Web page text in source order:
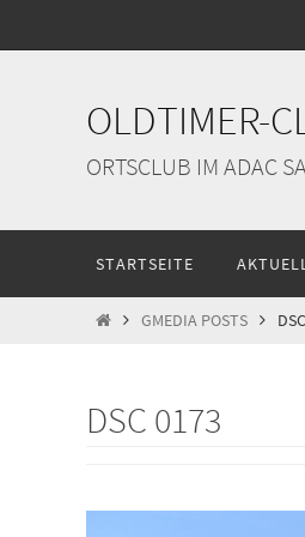
Inhalt
OLDTIMER-
ORTSCLUB IM ADAC
springen
STARTSEITE
STARTGMEDIA POSTS
DSC 0173